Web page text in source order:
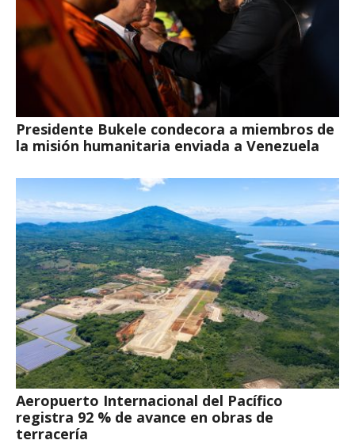
Presidente Bukele condecora a miembros de
la misión humanitaria enviada a Venezuela
Aeropuerto Internacional del Pacífico
registra 92 % de avance en obras de
terracería